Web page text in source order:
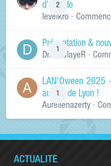
2
d'arcade
levelkro ·
Présentation &
Dr.KinSlayeR ·
LAN'Oween
au sud de Lyon !
Aurelienazerty ·
ACTUALITÉ